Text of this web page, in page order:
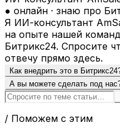
● онлайн · знаю про
Я ИИ-консультант
на опыте нашей
Битрикс24. Спросите
отвечу прямо здесь.
Как внедрить это в
А вы можете сделать под
/ Поможем с этим